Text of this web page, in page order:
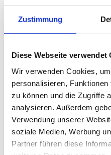
Zustimmung
Diese Webseite verwendet
Wir verwenden Cookies,
personalisieren,
zu können und die Zugriffe
analysieren. Außerdem
Verwendung unserer
soziale Medien, Werbung
Partner führen diese
Als verlässlicher
für Sie da, wenn Sie ein
privat beraten lassen
bei der Optimierung ihrer
Anforderungen des
Auch Privatpersonen, die
professionell erledigen
absichern möchten, finden
Partner.